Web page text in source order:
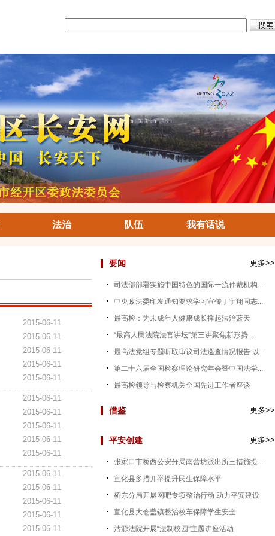
法治 队伍 我有话说
2015-06-11
2015-06-11
2015-06-11
2015-06-11
2015-06-11
2015-06-11
2015-06-11
2015-06-11
2015-06-11
2015-06-11
2015-06-11
2015-06-11
2015-06-11
2015-06-11
2015-06-11
要闻 更多>>
司法部部署实施中国特色的国际一流仲裁机构...
中央政法委印发通知要求学习宣传丁宇翔同志...
最高检：为未成年人健康成长撑起法治蓝天
“最高人民法院法官讲坛”第三讲聚焦新形势...
最高法党组专题听取审议司法巡查情况报告 以...
第二十六届全国检察理论研究年会暨中国法学...
最高检领导与检察机关全国先进工作者座谈
借鉴 更多>>
平安创建 更多>>
张家口市桥西公安分局南营坊派出所三措施提...
宣化县多措并举提升民生保障水平
桥东分局开展网吧专项整治行动 助力平安建设
宣化县大仓盖镇整治校车保障学生安全
沽源法院开展“法制校园”主题讲座活动